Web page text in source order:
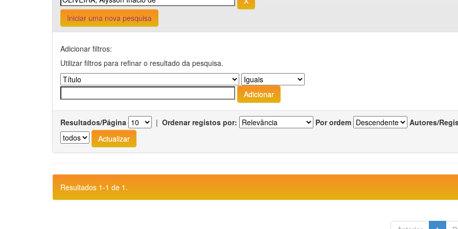
Iniciar uma nova pesquisa
Adicionar filtros:
Utilizar filtros para refinar o resultado da pesquisa.
Resultados/Página | Ordenar registos por: Por ordem Autores/
Resultados 1-1 de 1.